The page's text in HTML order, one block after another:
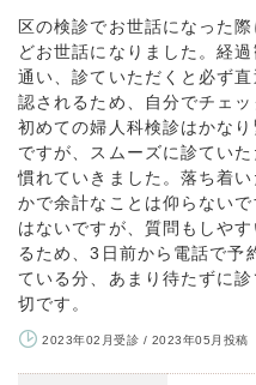
区の検診でお世話になった
どお世話になりました。経
通い、診ていただくと必ず
認されるため、自分でチェ
初めての婦人科検診はかな
ですが、スムーズに診てい
慣れていきました。落ち着
かで余計なことは仰らない
はないですが、質問もしや
るため、3日前から電話で予
ている分、あまり待たずに
切です。
2023年02月受診 / 2023年05月投稿